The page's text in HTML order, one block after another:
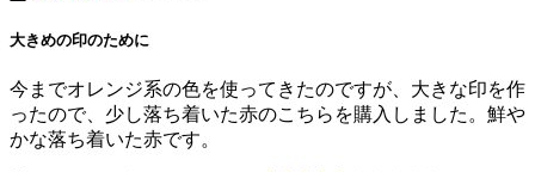
大きめの印のために
今までオレンジ系の色を使ってきたのですが、大きな印を作
ったので、少し落ち着いた赤のこちらを購入しました。鮮や
かな落ち着いた赤です。